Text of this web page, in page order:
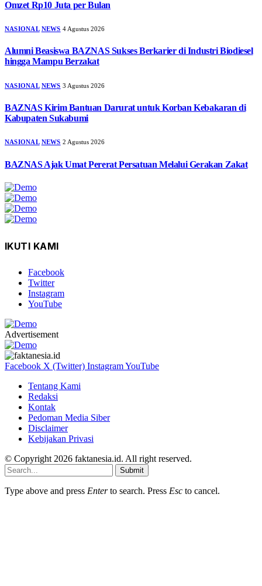
Omzet Rp10 Juta per Bulan
NASIONAL NEWS 4 Agustus 2026
Alumni Beasiswa BAZNAS Sukses Berkarier di Industri Biodiesel
hingga Mampu Berzakat
NASIONAL NEWS 3 Agustus 2026
BAZNAS Kirim Bantuan Darurat untuk Korban Kebakaran di
Kabupaten Sukabumi
NASIONAL NEWS 2 Agustus 2026
BAZNAS Ajak Umat Pererat Persatuan Melalui Gerakan Zakat
IKUTI KAMI
Facebook
Twitter
Instagram
YouTube
Advertisement
Facebook X (Twitter) InstagramYouTube
Tentang Kami
Redaksi
Kontak
Pedoman Media Siber
Disclaimer
Kebijakan Privasi
© Copyright 2026 faktanesia.id. All right reserved.
Submit
Type above and press Enterto search. Press Esc to cancel.